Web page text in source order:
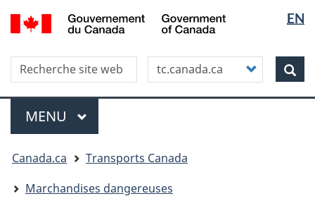
Aller
au
principal
Skip
to
this
site"
Passer
à
version
HTML
simplifiée
la
langue
EN
Canada
Search this site
Customize
your
search
Menu
MENU PRINCIPAL
êtes
ici
Canada.ca
Transports Canada
Marchandises dangereuses